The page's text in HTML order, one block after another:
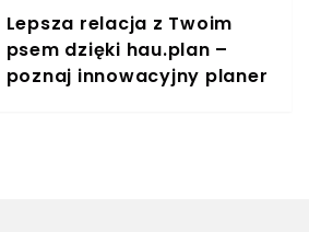
Lepsza relacja z Twoim
psem dzięki hau.plan –
poznaj innowacyjny planer